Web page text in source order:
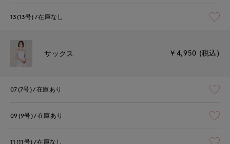
13(13号) 在庫なし
サックス ￥4,950 (税込)
07(7号) 在庫あり
09(9号) 在庫あり
11(11号) 在庫なし